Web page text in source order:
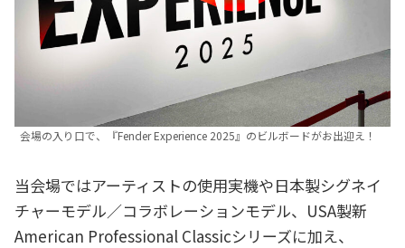
会場の入り口で、『Fender Experience 2025』のビルボードがお出迎え！
当会場ではアーティストの使用実機や日本製シグネイ
チャーモデル／コラボレーションモデル、USA製新
American Professional Classicシリーズに加え、